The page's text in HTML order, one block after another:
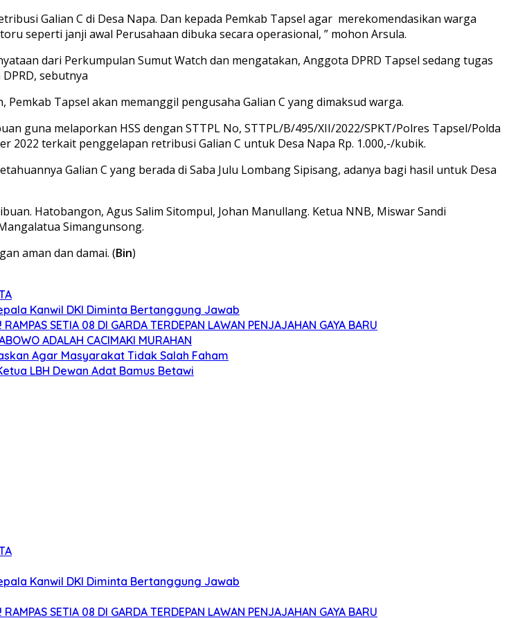
Galian C di Desa Napa. Dan kepada Pemkab Tapsel agar merekomendasikan warga
seperti janji awal Perusahaan dibuka secara operasional, ” mohon Arsula.
dari Perkumpulan Sumut Watch dan mengatakan, Anggota DPRD Tapsel sedang tugas
sebutnya
Tapsel akan memanggil pengusaha Galian C yang dimaksud warga.
guna melaporkan HSS dengan STTPL No, STTPL/B/495/XII/2022/SPKT/Polres Tapsel/Polda
terkait penggelapan retribusi Galian C untuk Desa Napa Rp. 1.000,-/kubik.
Galian C yang berada di Saba Julu Lombang Sipisang, adanya bagi hasil untuk Desa
Hatobangon, Agus Salim Sitompul, Johan Manullang. Ketua NNB, Miswar Sandi
Simangunsong.
aman dan damai. (Bin)
Kanwil DKI Diminta Bertanggung Jawab
SETIA 08 DI GARDA TERDEPAN LAWAN PENJAJAHAN GAYA BARU
ADALAH CACIMAKI MURAHAN
Agar Masyarakat Tidak Salah Faham
LBH Dewan Adat Bamus Betawi
Kanwil DKI Diminta Bertanggung Jawab
SETIA 08 DI GARDA TERDEPAN LAWAN PENJAJAHAN GAYA BARU